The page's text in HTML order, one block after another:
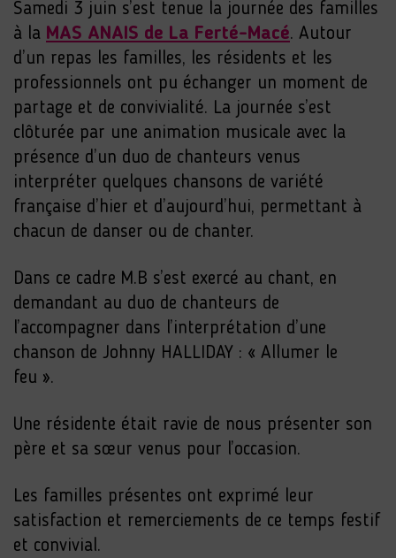
Samedi 3 juin s’est tenue la journée des familles
à la MAS ANAIS de La Ferté-Macé. Autour
d’un repas les familles, les résidents et les
professionnels ont pu échanger un moment de
partage et de convivialité. La journée s’est
clôturée par une animation musicale avec la
présence d’un duo de chanteurs venus
interpréter quelques chansons de variété
française d’hier et d’aujourd’hui, permettant à
chacun de danser ou de chanter.
Dans ce cadre M.B s’est exercé au chant, en
demandant au duo de chanteurs de
l’accompagner dans l’interprétation d’une
chanson de Johnny HALLIDAY : « Allumer le
feu ».
Une résidente était ravie de nous présenter son
père et sa sœur venus pour l’occasion.
Les familles présentes ont exprimé leur
satisfaction et remerciements de ce temps festif
et convivial.